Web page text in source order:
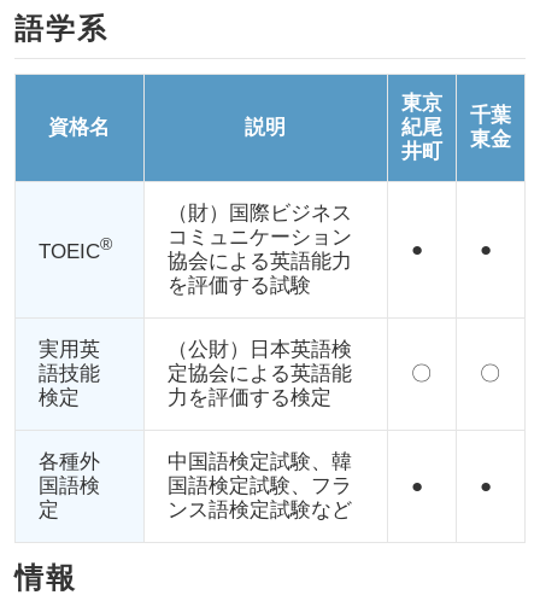
語学系
資格名 説明
東京
紀尾
井町
千葉
東金
TOEIC®
（財）国際ビジネス
コミュニケーション
協会による英語能力
を評価する試験
● ●
実用英
語技能
検定
（公財）日本英語検
定協会による英語能
力を評価する検定
〇 〇
各種外
国語検
定
中国語検定試験、韓
国語検定試験、フラ
ンス語検定試験など
● ●
情報